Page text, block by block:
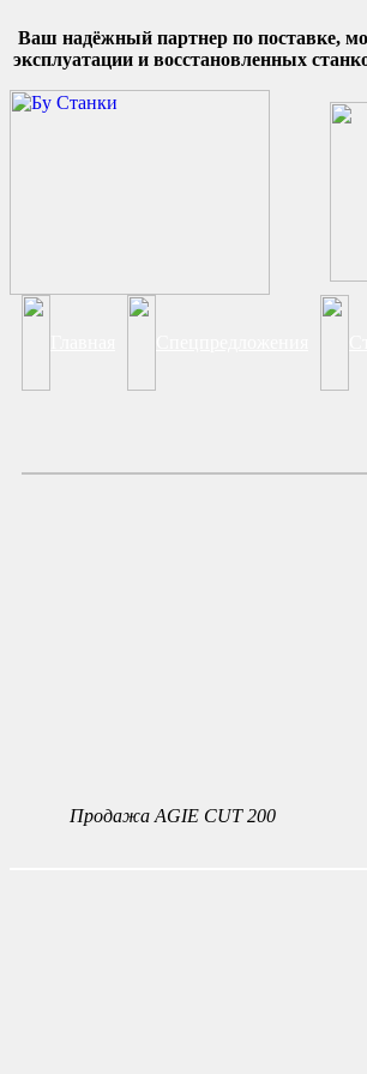
Ваш надёжный партнер по поставке,
эксплуатации и восстановленных
Продажа AGIE CUT 200